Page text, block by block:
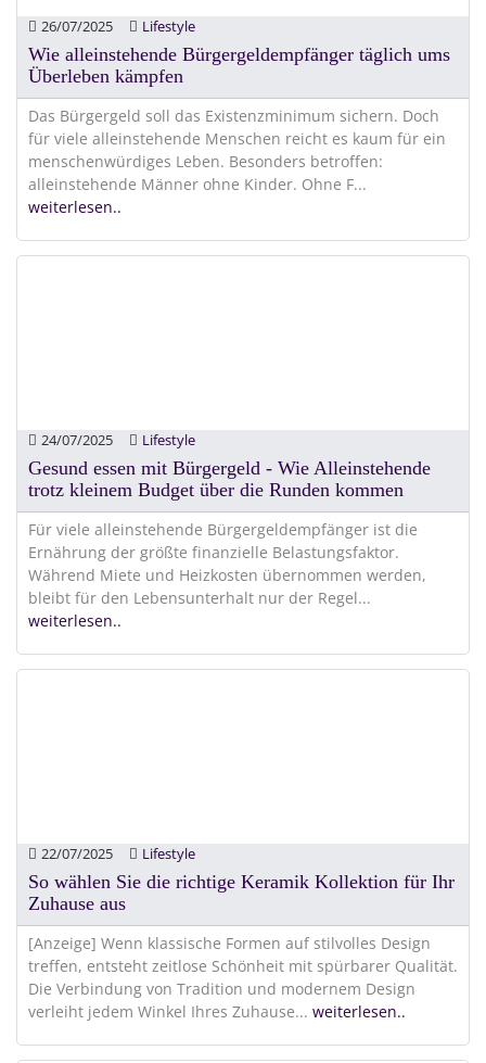
26/07/2025 Lifestyle
Wie alleinstehende Bürgergeldempfänger täglich ums
Überleben kämpfen
Das Bürgergeld soll das Existenzminimum sichern. Doch
für viele alleinstehende Menschen reicht es kaum für ein
menschenwürdiges Leben. Besonders betroffen:
alleinstehende Männer ohne Kinder. Ohne F...
weiterlesen..
24/07/2025 Lifestyle
Gesund essen mit Bürgergeld - Wie Alleinstehende
trotz kleinem Budget über die Runden kommen
Für viele alleinstehende Bürgergeldempfänger ist die
Ernährung der größte finanzielle Belastungsfaktor.
Während Miete und Heizkosten übernommen werden,
bleibt für den Lebensunterhalt nur der Regel...
weiterlesen..
22/07/2025 Lifestyle
So wählen Sie die richtige Keramik Kollektion für Ihr
Zuhause aus
[Anzeige] Wenn klassische Formen auf stilvolles Design
treffen, entsteht zeitlose Schönheit mit spürbarer Qualität.
Die Verbindung von Tradition und modernem Design
verleiht jedem Winkel Ihres Zuhause... weiterlesen..